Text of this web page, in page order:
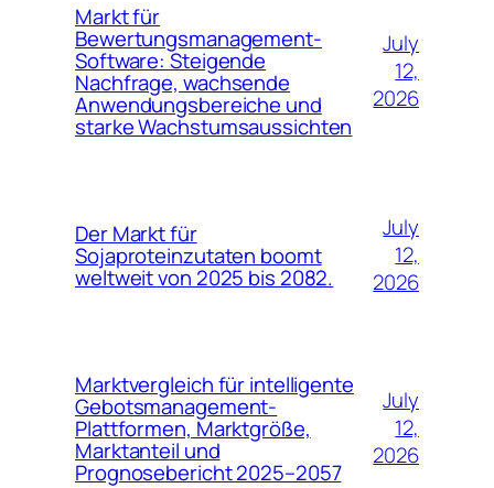
Markt für
Bewertungsmanagement-
Software: Steigende
Nachfrage, wachsende
Anwendungsbereiche und
starke Wachstumsaussichten
July
12,
2026
Der Markt für
Sojaproteinzutaten boomt
weltweit von 2025 bis 2082.
July
12,
2026
Marktvergleich für intelligente
Gebotsmanagement-
Plattformen, Marktgröße,
Marktanteil und
Prognosebericht 2025–2057
July
12,
2026